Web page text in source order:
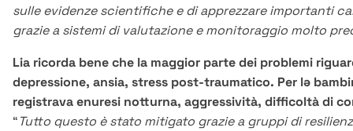
sulle evidenze scientifiche e di apprezzare importanti
grazie a sistemi di valutazione e monitoraggio molto
Lia ricorda bene che la maggior parte dei problemi
depressione, ansia, stress post-traumatico. Per lə
registrava enuresi notturna, aggressività, difficoltà di
“Tutto questo è stato mitigato grazie a gruppi di